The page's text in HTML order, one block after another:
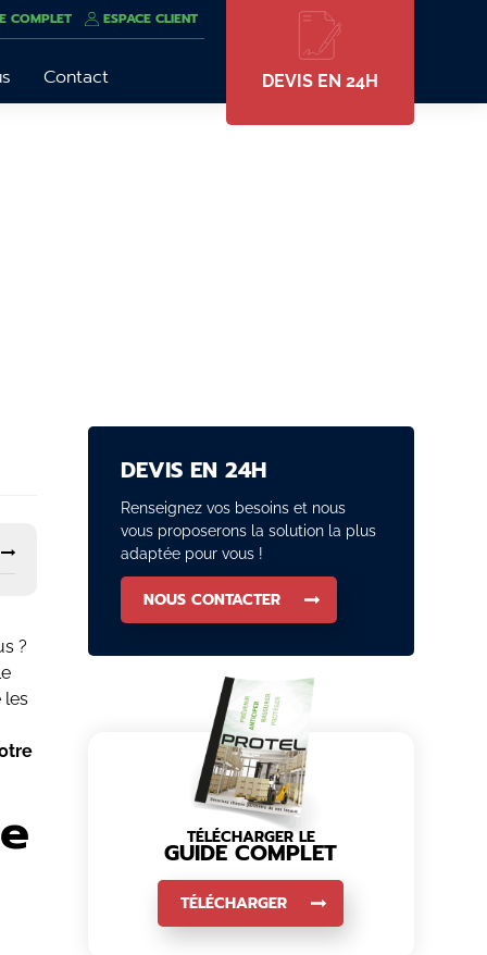
COMPLET ESPACE CLIENT
Contact DEVIS EN 24H
?
les
DEVIS EN 24H
Renseignez vos besoins et nous
vous proposerons la solution la plus
adaptée pour vous !
NOUS CONTACTER
TÉLÉCHARGER LE
GUIDE COMPLET
TÉLÉCHARGER